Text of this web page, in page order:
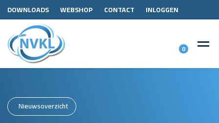
DOWNLOADS WEBSHOP CONTACT INLOGGEN
0
Nieuwsoverzicht